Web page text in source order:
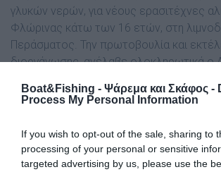
Boat&Fishing - Ψάρεμα και Σκάφος -
Process My Personal Information
If you wish to opt-out of the sale, sharing to
processing of your personal or sensitive
targeted advertising by us, please use the
γλυκών νερών, για νέους ερασιτέχνες
Φλώρινας κάτω των 16 ετών, στη
Περάσµατος. Την πρωτοβουλία και
διοργάνωσης, ανέλαβε ολοκληρωτικά ο
Στα πλαίσια αυτής της διοργάνωσης, οι
συλλόγου, καθ’ όλη τη διάρκειά της. Τα
των οµάδων αναφέρθηκαν σε θέµατα
σε θέµατα που αφορούν στη χρήση